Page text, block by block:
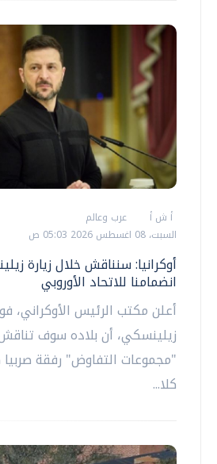
أ ش أ
عرب وعالم
السبت، 08 اغسطس 2026 05:03 ص
أوكرانيا: سنناقش خلال زيارة
انضمامنا للاتحاد الأوروبي
أعلن مكتب الرئيس الأوكراني،
زيلينسكي، أن بلاده سوف
"مجموعات التفاوض" رفقة
كلا...